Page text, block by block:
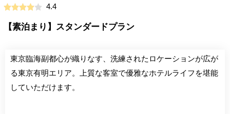
4.4
【素泊まり】スタンダードプラン
東京臨海副都心が織りなす、洗練されたロケーションが広が
る東京有明エリア。上質な客室で優雅なホテルライフを堪能
していただけます。